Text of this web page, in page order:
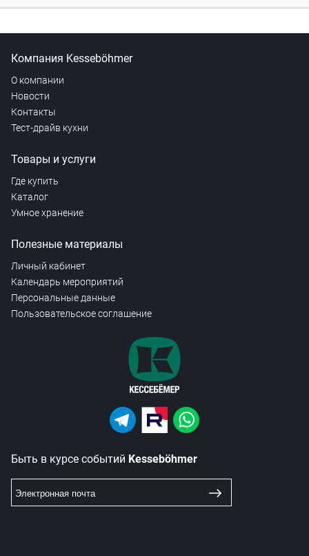
Компания Kesseböhmer
О компании
Новости
Контакты
Тест-драйв кухни
Товары и услуги
Где купить
Каталог
Умное хранение
Полезные материалы
Личный кабинет
Календарь мероприятий
Персональные данные
Пользовательское соглашение
Быть в курсе событий Kesseböhmer